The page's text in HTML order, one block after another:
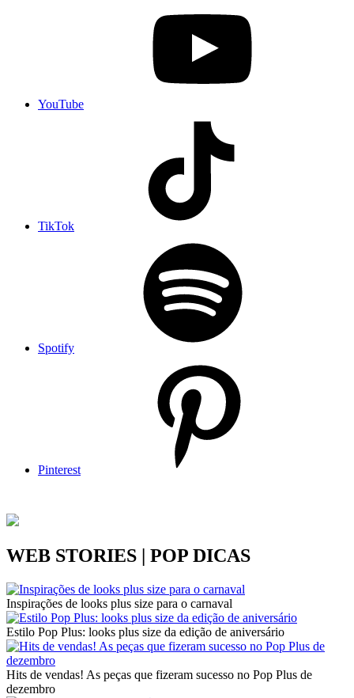
YouTube
TikTok
Spotify
Pinterest
WEB STORIES | POP DICAS
Inspirações de looks plus size para o carnaval
Estilo Pop Plus: looks plus size da edição de aniversário
Hits de vendas! As peças que fizeram sucesso no Pop Plus de
dezembro